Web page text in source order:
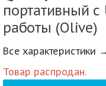
портативный
работы (Olive)
Все характеристики →
Товар распродан.